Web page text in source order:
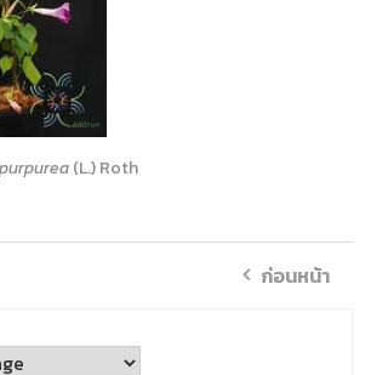
(L.) Roth
ก่อนหน้า